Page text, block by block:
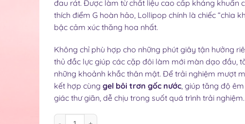
đau rát. Được làm từ chất liệu cao cấp kháng khuẩn
thích điểm G hoàn hảo, Lollipop chính là chiếc “chìa
bậc cảm xúc thăng hoa nhất.
Không chỉ phù hợp cho những phút giây tận hưởng
thủ đắc lực giúp các cặp đôi làm mới màn dạo đầu,
những khoảnh khắc thân mật. Để trải nghiệm mượt
kết hợp cùng gel bôi trơn gốc nước , giúp tăng độ
giác thư giãn, dễ chịu trong suốt quá trình trải nghiệm.
GẬY RUNG LOLLIPOP QUỐC DÂN SƯỞI ẤM THÔNG MINH